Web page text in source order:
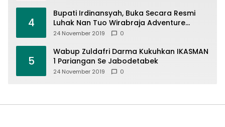
4
Bupati Irdinansyah, Buka Secara Resmi
Luhak Nan Tuo Wirabraja Adventure
Offroad 2019
24 November 2019 0
5
Wabup Zuldafri Darma Kukuhkan IKASMAN
1 Pariangan Se Jabodetabek
24 November 2019 0